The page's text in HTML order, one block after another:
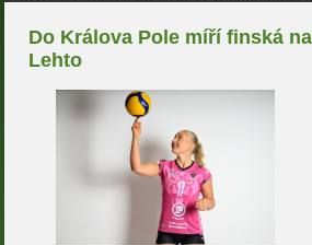
Do Králova Pole míří finská
Lehto